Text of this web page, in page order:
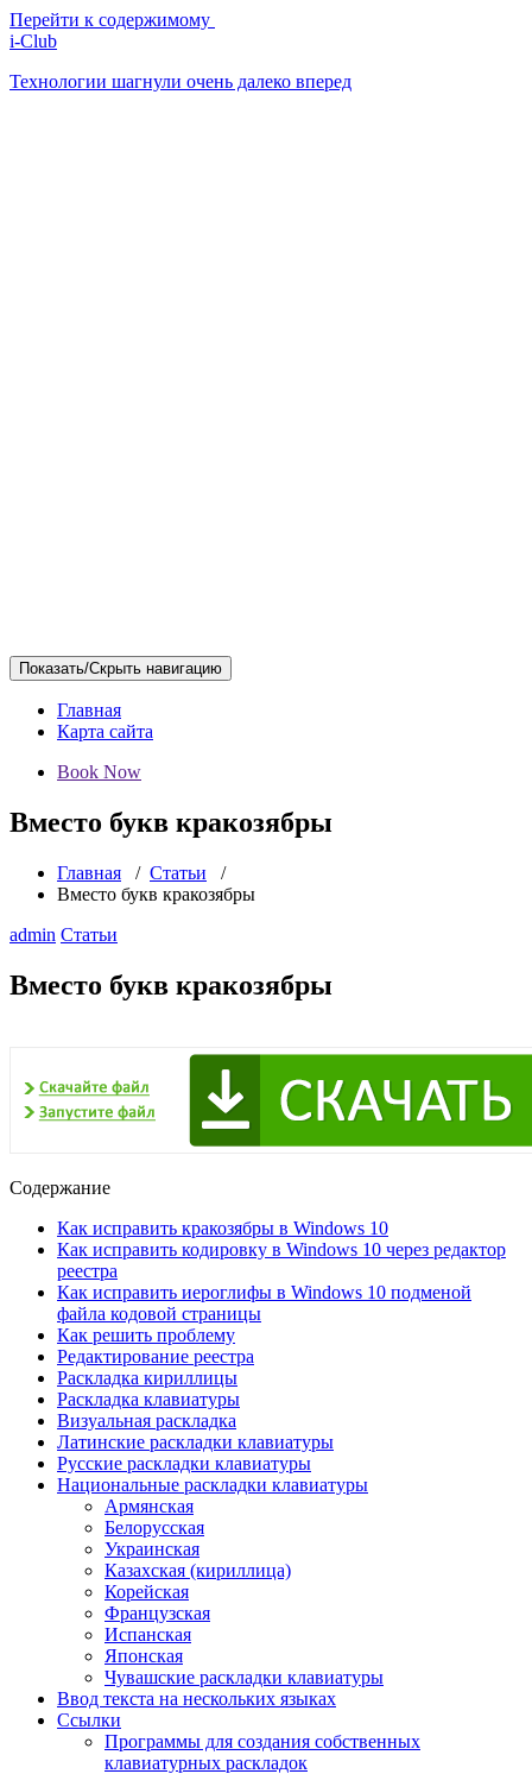
Перейти к содержимому
i-Club
Технологии шагнули очень далеко вперед
Показать/Скрыть навигацию
Главная
Карта сайта
Book Now
Вместо букв кракозябры
Главная / Статьи /
Вместо букв кракозябры
admin Статьи
Вместо букв кракозябры
Содержание
Как исправить кракозябры в Windows 10
Как исправить кодировку в Windows 10 через редактор
реестра
Как исправить иероглифы в Windows 10 подменой
файла кодовой страницы
Как решить проблему
Редактирование реестра
Раскладка кириллицы
Раскладка клавиатуры
Визуальная раскладка
Латинские раскладки клавиатуры
Русские раскладки клавиатуры
Национальные раскладки клавиатуры
Армянская
Белорусская
Украинская
Казахская (кириллица)
Корейская
Французская
Испанская
Японская
Чувашские раскладки клавиатуры
Ввод текста на нескольких языках
Ссылки
Программы для создания собственных
клавиатурных раскладок